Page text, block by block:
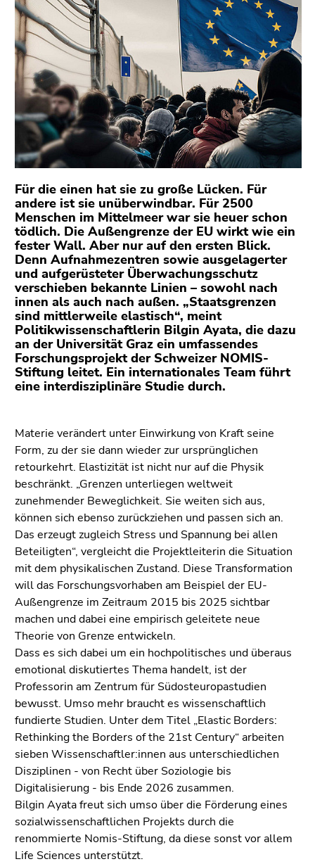
Sie diesen
Link.
Zum
Inhalt
(Zugriffstaste
1)
Zur
Positionsanzeige
(Zugriffstaste
2)
Zur
Hauptnavigation
(Zugriffstaste
3)
Zu
den
Zusatzinformationen
(Zugriffstaste
5)
Zu
den
Seiteneinstellungen
8)
Zur
Suche
(Zugriffstaste
9)
Für die einen hat sie zu große Lücken. Für
andere ist sie unüberwindbar. Für 2500
Menschen im Mittelmeer war sie heuer schon
tödlich. Die Außengrenze der EU wirkt wie ein
fester Wall. Aber nur auf den ersten Blick.
Denn Aufnahmezentren sowie ausgelagerter
und aufgerüsteter Überwachungsschutz
verschieben bekannte Linien – sowohl nach
innen als auch nach außen. „Staatsgrenzen
sind mittlerweile elastisch“, meint
Politikwissenschaftlerin Bilgin Ayata, die dazu
an der Universität Graz ein umfassendes
Forschungsprojekt der Schweizer NOMIS-
Stiftung leitet. Ein internationales Team führt
eine interdisziplinäre Studie durch.
Materie verändert unter Einwirkung von Kraft seine
Form, zu der sie dann wieder zur ursprünglichen
retourkehrt. Elastizität ist nicht nur auf die Physik
beschränkt. „Grenzen unterliegen weltweit
zunehmender Beweglichkeit. Sie weiten sich aus,
können sich ebenso zurückziehen und passen sich an.
Das erzeugt zugleich Stress und Spannung bei allen
Beteiligten“, vergleicht die Projektleiterin die Situation
mit dem physikalischen Zustand. Diese Transformation
will das Forschungsvorhaben am Beispiel der EU-
Außengrenze im Zeitraum 2015 bis 2025 sichtbar
machen und dabei eine empirisch geleitete neue
Theorie von Grenze entwickeln.
Dass es sich dabei um ein hochpolitisches und überaus
emotional diskutiertes Thema handelt, ist der
Professorin am Zentrum für Südosteuropastudien
bewusst. Umso mehr braucht es wissenschaftlich
fundierte Studien. Unter dem Titel „Elastic Borders:
Rethinking the Borders of the 21st Century“ arbeiten
sieben Wissenschaftler:innen aus unterschiedlichen
Disziplinen - von Recht über Soziologie bis
Digitalisierung - bis Ende 2026 zusammen.
Bilgin Ayata freut sich umso über die Förderung eines
sozialwissenschaftlichen Projekts durch die
renommierte Nomis-Stiftung, da diese sonst vor allem
Life Sciences unterstützt.